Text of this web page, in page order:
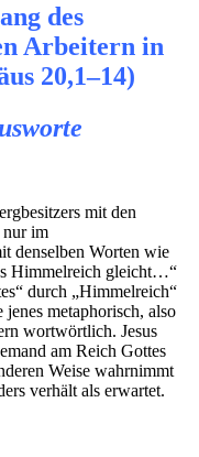
des
Arbeitern in
20,1–14)
mit den
nur im
denselben Worten wie
Himmelreich gleicht…“
durch „Himmelreich“
metaphorisch, also
wortwörtlich. Jesus
am Reich Gottes
Weise wahrnimmt
verhält als erwartet.